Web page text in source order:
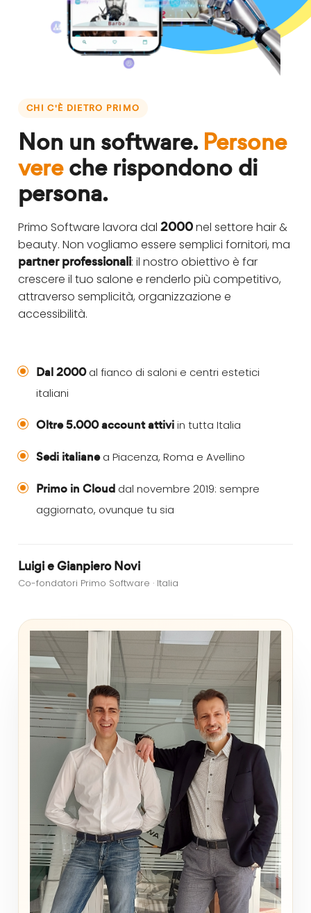
CHI C'È DIETRO PRIMO
Non un software. Persone
vereche rispondono di
persona.
Primo Software lavora dal 2000nel settore hair &
beauty. Non vogliamo essere semplici fornitori, ma
partner professionali: il nostro obiettivo è far
crescere il tuo salone e renderlo più competitivo,
attraverso semplicità, organizzazione e
accessibilità.
Dal 2000al fianco di saloni e centri estetici
italiani
Oltre 5.000 account attiviin tutta Italia
Sedi italianea Piacenza, Roma e Avellino
Primo in Cloud dal novembre 2019: sempre
aggiornato, ovunque tu sia
Luigi e Gianpiero Novi
Co-fondatori Primo Software · Italia